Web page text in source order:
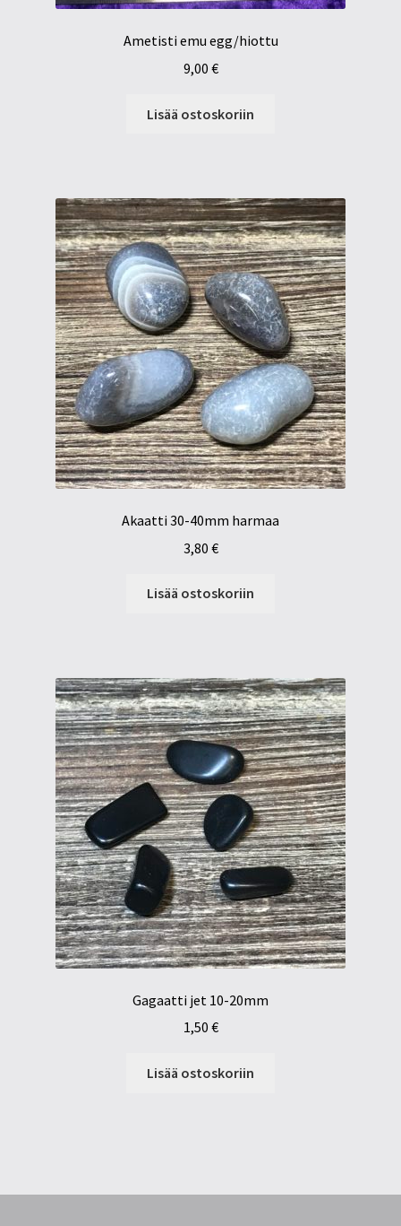
Ametisti emu egg/hiottu
9,00 €
Lisää ostoskoriin
Akaatti 30-40mm harmaa
3,80 €
Lisää ostoskoriin
Gagaatti jet 10-20mm
1,50 €
Lisää ostoskoriin